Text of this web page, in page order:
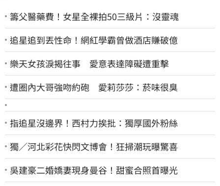
籌父醫藥費！女星全裸拍50三級片：沒靈魂
追星追到丟性命！網紅學霸曾做酒店賺破億
樂天女孩淚揭往事 愛意表達障礙遭重擊
遭圈內大哥強吻約砲 愛莉莎莎：菸味很臭
指追星沒邊界！西村力挨批：獨厚國外粉絲
獨／河北彩花快閃文博會！狂掃潮玩曝驚喜
吳建豪二婚嬌妻現身曼谷！甜蜜合照首曝光